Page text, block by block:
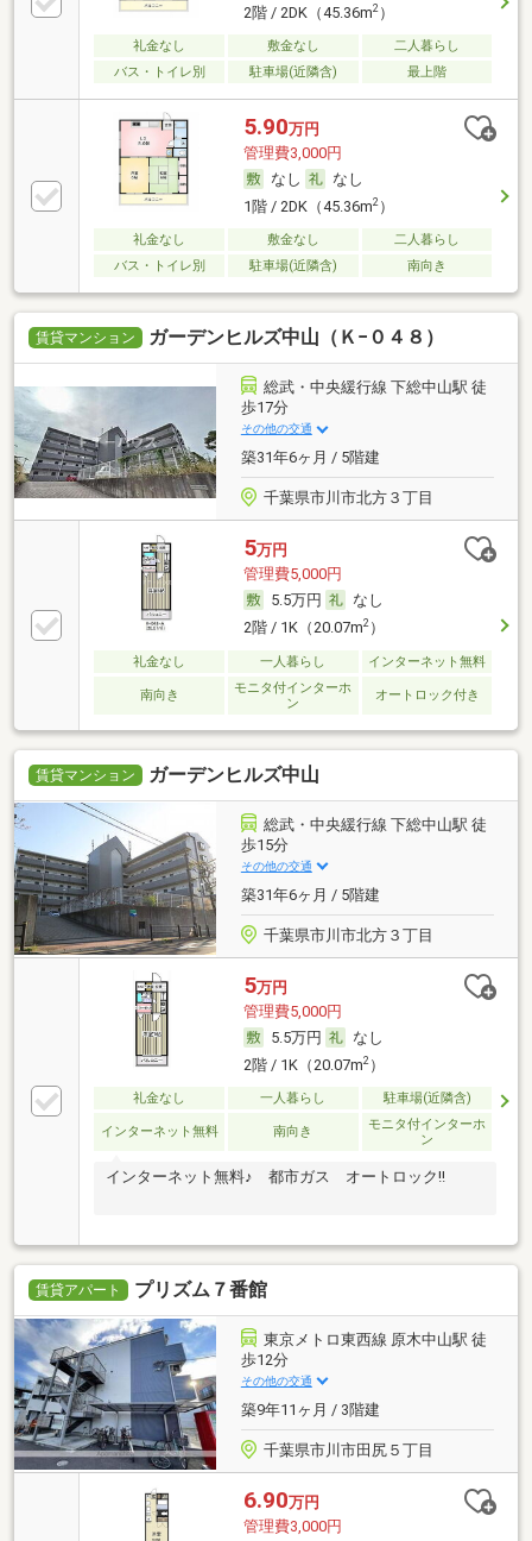
2階 / 2DK（45.36m2）
礼金なし 敷金なし
二人暮らし
バス・トイレ別
駐車場(近隣含) 最上階
5.90万円
管理費3,000円
なし
なし
1階 / 2DK（45.36m2）
礼金なし 敷金なし
二人暮らし
バス・トイレ別
駐車場(近隣含) 南向き
賃貸マンション ガーデンヒルズ中山（Ｋ−０４８）
総武・中央緩行線 下総中山駅 徒
歩17分
その他の交通
築31年6ヶ月 / 5階建
千葉県市川市北方３丁目
5万円
管理費5,000円
5.5万円
なし
2階 / 1K（20.07m2）
礼金なし 一人暮らし インターネット無料
南向き
モニタ付インターホ
ン
オートロック付き
賃貸マンション ガーデンヒルズ中山
総武・中央緩行線 下総中山駅 徒
歩15分
その他の交通
築31年6ヶ月 / 5階建
千葉県市川市北方３丁目
5万円
管理費5,000円
5.5万円
なし
2階 / 1K（20.07m2）
礼金なし 一人暮らし 駐車場(近隣含)
インターネット無料 南向き
モニタ付インターホ
ン
インターネット無料♪ 都市ガス オートロック!!
賃貸アパート プリズム７番館
東京メトロ東西線 原木中山駅 徒
歩12分
その他の交通
築9年11ヶ月 / 3階建
千葉県市川市田尻５丁目
6.90万円
管理費3,000円